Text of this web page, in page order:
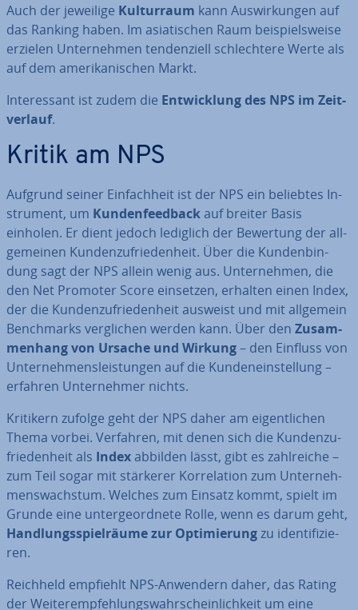
Auch der jeweilige Kul­tur­raum kann Aus­wir­kun­gen auf
das Ranking haben. Im asia­ti­schen Raum bei­spiels­wei­se
erzielen Un­ter­neh­men ten­den­zi­ell schlech­te­re Werte als
auf dem ame­ri­ka­ni­schen Markt.
In­ter­es­sant ist zudem die Ent­wick­lung des NPS im Zeit­
ver­lauf.
Kritik am NPS
Aufgrund seiner Ein­fach­heit ist der NPS ein beliebtes In­
stru­ment, um Kun­den­feed­backauf breiter Basis
einholen. Er dient jedoch lediglich der Bewertung der all­
ge­mei­nen Kun­den­zu­frie­den­heit. Über die Kun­den­bin­
dung sagt der NPS allein wenig aus. Un­ter­neh­men, die
den Net Promoter Score einsetzen, erhalten einen Index,
der die Kun­den­zu­frie­den­heit ausweist und mit allgemein
Bench­marks ver­gli­chen werden kann. Über den Zu­sam­
men­hang von Ursache und Wirkung– den Einfluss von
Un­ter­neh­mens­leis­tun­gen auf die Kun­den­ein­stel­lung –
erfahren Un­ter­neh­mer nichts.
Kritikern zufolge geht der NPS daher am ei­gent­li­chen
Thema vorbei. Verfahren, mit denen sich die Kun­den­zu­
frie­den­heit als Indexabbilden lässt, gibt es zahl­rei­che –
zum Teil sogar mit stärkerer Kor­re­la­ti­on zum Un­ter­neh­
mens­wachs­tum. Welches zum Einsatz kommt, spielt im
Grunde eine un­ter­ge­ord­ne­te Rolle, wenn es darum geht,
Hand­lungs­spiel­räu­me zur Op­ti­mie­rungzu iden­ti­fi­zie­
ren.
Reichheld empfiehlt NPS-Anwendern daher, das Rating
der Wei­ter­emp­feh­lungs­wahr­schein­lich­keit um eine